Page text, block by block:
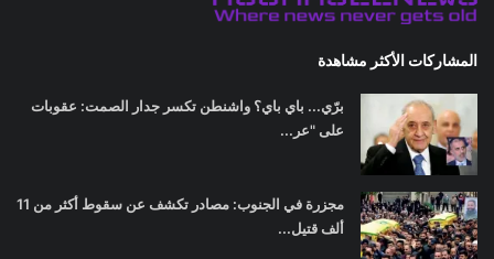
المشاركات الأكثر مشاهدة
برّي... باي باي؟ واشنطن تكسر جدار الصمت: عقوبات
على "عر...
مجزرة في الجنوب: مصادر تكشف عن سقوط أكثر من 11
ألف قتيل...